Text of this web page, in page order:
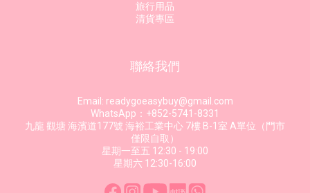
旅行用品
清貨專區
聯絡我們
Email: readygoeasybuy@gmail.com
WhatsApp：+852-5741-8331
九龍 觀塘 海濱道177號 海裕工業中心 7樓 B-1室 A單位（門市
僅限自取）
星期一至五 12:30 - 19:00
星期六 12:30-16:00